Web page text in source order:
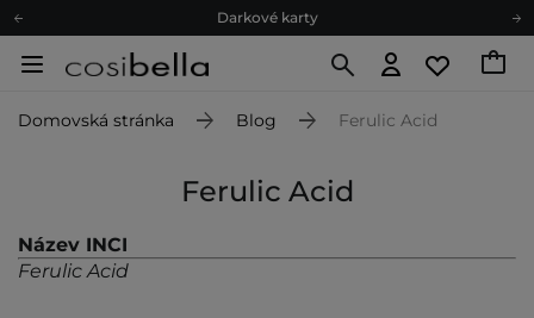
Darkové karty
Odeslání do 24 hod.
Ekologické balení
Domovská stránka Blog Ferulic Acid
Ferulic Acid
Název INCI
Ferulic Acid